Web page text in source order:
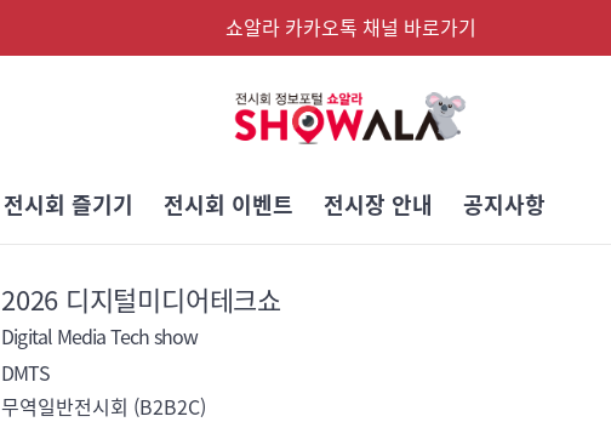
쇼알라 카카오톡 채널 바로가기
전시회 즐기기 전시회 이벤트 전시장 안내 공지사항
2026 디지털미디어테크쇼
Digital Media Tech show
DMTS
무역일반전시회 (B2B2C)